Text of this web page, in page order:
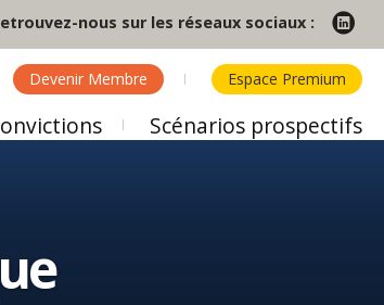
nous sur les réseaux sociaux :
Devenir Membre Espace Premium
Scénarios prospectifs